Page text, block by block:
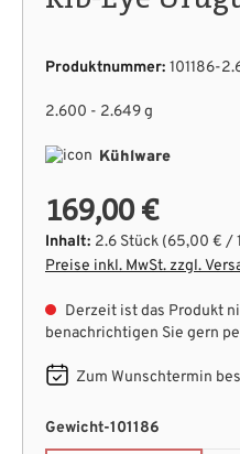
Produktnummer: 101186-
2.600 - 2.649 g
Kühlware
169,00 €
Inhalt: 2.6 Stück (65,00 € /
Preise inkl. MwSt. zzgl.
Derzeit ist das Produkt
benachrichtigen Sie gern
Zum Wunschtermin
Gewicht-101186